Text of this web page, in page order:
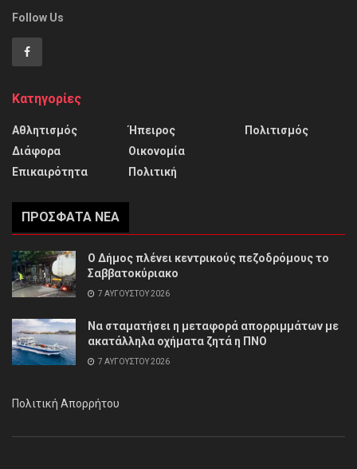
Follow Us
Κατηγορίες
Αθλητισμός
Διάφορα
Επικαιρότητα
Ήπειρος
Οικονομία
Πολιτική
Πολιτισμός
ΠΡΌΣΦΑΤΑ ΝΈΑ
Ο Δήμος πλένει κεντρικούς πεζοδρόμους το
Σαββατοκύριακο
7 ΑΥΓΟΎΣΤΟΥ 2026
Να σταματήσει η μεταφορά απορριμμάτων με
ακατάλληλα οχήματα ζητά η ΠΝΟ
7 ΑΥΓΟΎΣΤΟΥ 2026
Πολιτική Απορρήτου